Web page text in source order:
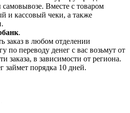
Вместе с товаром
и кассовый чеки, а также
.
заказ в любом отделении
по переводу денег с вас возьмут от
заказа, в зависимости от региона.
займет порядка 10 дней.